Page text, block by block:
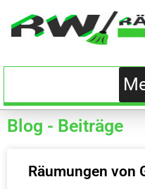
Blog - Beiträge
Räumungen von